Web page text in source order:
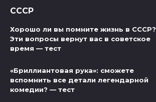
СССР
Хорошо ли вы помните жизнь в СССР?
Эти вопросы вернут вас в советское
время — тест
«Бриллиантовая рука»: сможете
вспомнить все детали легендарной
комедии? — тест